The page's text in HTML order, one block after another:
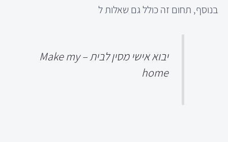
בנוסף, תחום זה כולל גם שאלות ל
יבוא אישי מסין לבית – Make my
home